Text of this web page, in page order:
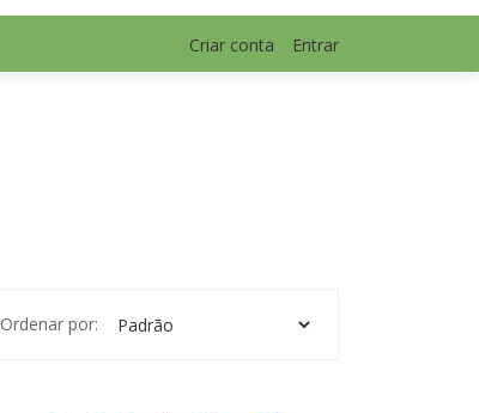
Entrar
Criar conta
Ordenar por: